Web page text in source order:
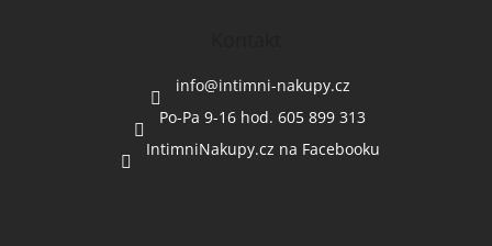
info@intimni-nakupy.cz
Po-Pa 9-16 hod. 605 899 313
IntimniNakupy.cz na Facebooku